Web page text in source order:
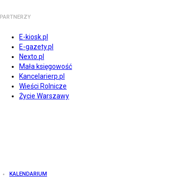
PARTNERZY
E-kiosk.pl
E-gazety.pl
Nexto.pl
Mała księgowość
Kancelarierp.pl
Wieści Rolnicze
Życie Warszawy
KALENDARIUM